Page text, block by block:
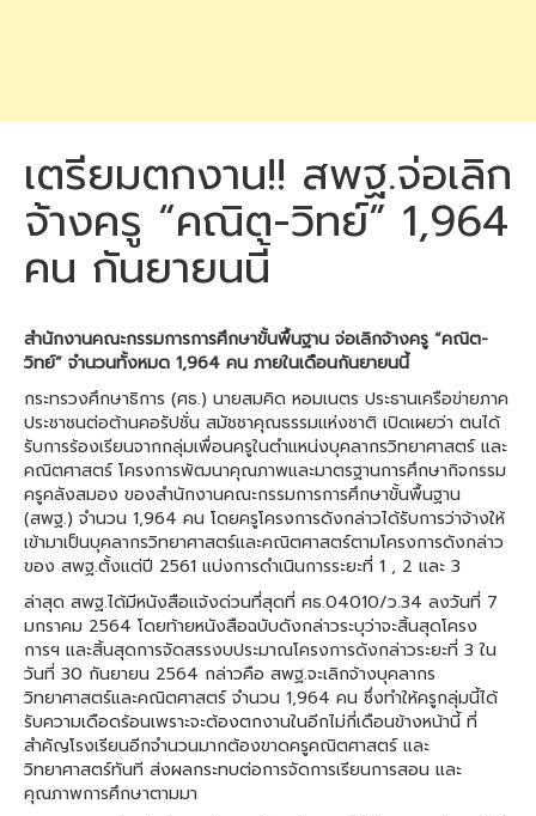
เตรียมตกงาน!! สพฐ.จ่อเลิก
จ้างครู “คณิต-วิทย์” 1,964
คน กันยายนนี้
สำนักงานคณะกรรมการการศึกษาขั้นพื้นฐาน จ่อเลิกจ้างครู “คณิต-
วิทย์” จำนวนทั้งหมด 1,964 คน ภายในเดือนกันยายนนี้
กระทรวงศึกษาธิการ (ศธ.) นายสมคิด หอมเนตร ประธานเครือข่ายภาค
ประชาชนต่อต้านคอรัปชั่น สมัชชาคุณธรรมแห่งชาติ เปิดเผยว่า ตนได้
รับการร้องเรียนจากกลุ่มเพื่อนครูในตำแหน่งบุคลากรวิทยาศาสตร์ และ
คณิตศาสตร์ โครงการพัฒนาคุณภาพและมาตรฐานการศึกษากิจกรรม
ครูคลังสมอง ของสำนักงานคณะกรรมการการศึกษาขั้นพื้นฐาน
(สพฐ.) จำนวน 1,964 คน โดยครูโครงการดังกล่าวได้รับการว่าจ้างให้
เข้ามาเป็นบุคลากรวิทยาศาสตร์และคณิตศาสตร์ตามโครงการดังกล่าว
ของ สพฐ.ตั้งแต่ปี 2561 แบ่งการดำเนินการระยะที่ 1 , 2 และ 3
ล่าสุด สพฐ.ได้มีหนังสือแจ้งด่วนที่สุดที่ ศธ.04010/ว.34 ลงวันที่ 7
มกราคม 2564 โดยท้ายหนังสือฉบับดังกล่าวระบุว่าจะสิ้นสุดโครง
การฯ และสิ้นสุดการจัดสรรงบประมาณโครงการดังกล่าวระยะที่ 3 ใน
วันที่ 30 กันยายน 2564 กล่าวคือ สพฐ.จะเลิกจ้างบุคลากร
วิทยาศาสตร์และคณิตศาสตร์ จำนวน 1,964 คน ซึ่งทำให้ครูกลุ่มนี้ได้
รับความเดือดร้อนเพราะจะต้องตกงานในอีกไม่กี่เดือนข้างหน้านี้ ที่
สำคัญโรงเรียนอีกจำนวนมากต้องขาดครูคณิตศาสตร์ และ
วิทยาศาสตร์ทันที ส่งผลกระทบต่อการจัดการเรียนการสอน และ
คุณภาพการศึกษาตามมา